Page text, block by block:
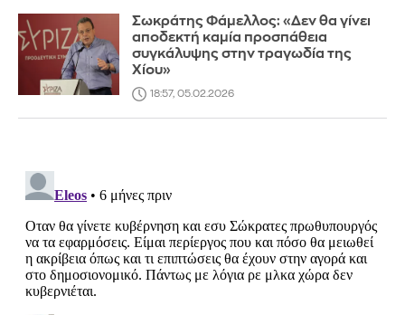
Σωκράτης Φάμελλος: «Δεν θα γίνει
αποδεκτή καμία προσπάθεια
συγκάλυψης στην τραγωδία της
Χίου»
18:57, 05.02.2026